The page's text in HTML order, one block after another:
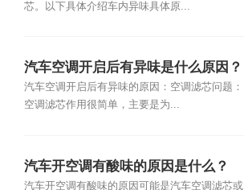
芯。以下具体介绍车内异味具体原...
汽车空调开启后有异味是什么原因？
汽车空调开启后有异味的原因：空调滤芯问题：
空调滤芯作用很简单，主要是为...
汽车开空调有酸味的原因是什么？
汽车开空调有酸味的原因可能是汽车空调滤芯或